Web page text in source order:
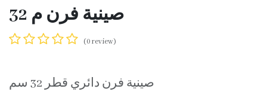
صينية فرن م 32
(0 review)
صينية فرن دائري قطر 32 سم